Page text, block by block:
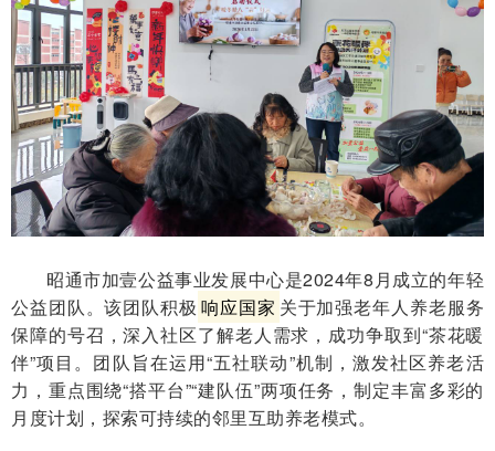
昭通市加壹公益事业发展中心是2024年8月成立的年轻
公益团队。该团队积极 响应国家 关于加强老年人养老服务
保障的号召，深入社区了解老人需求，成功争取到“茶花暖
伴”项目。团队旨在运用“五社联动”机制，激发社区养老活
力，重点围绕“搭平台”“建队伍”两项任务，制定丰富多彩的
月度计划，探索可持续的邻里互助养老模式。